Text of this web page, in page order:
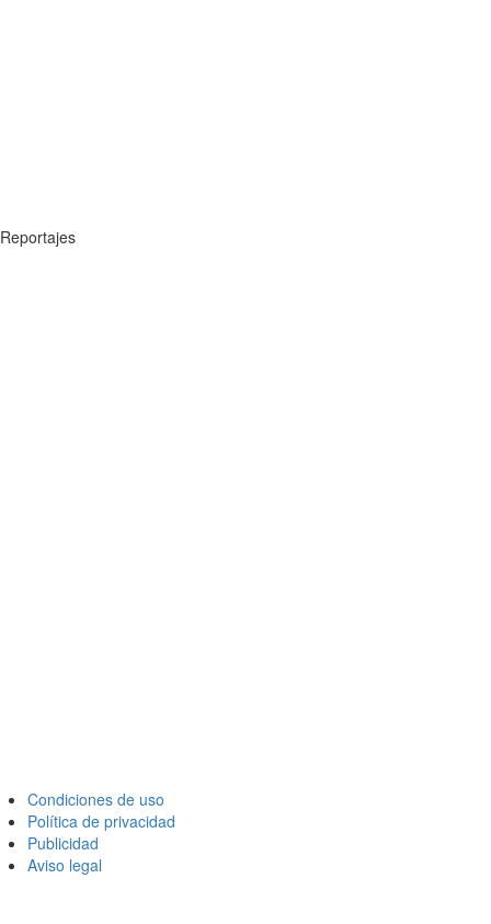
Reportajes
Condiciones de uso
Política de privacidad
Publicidad
Aviso legal